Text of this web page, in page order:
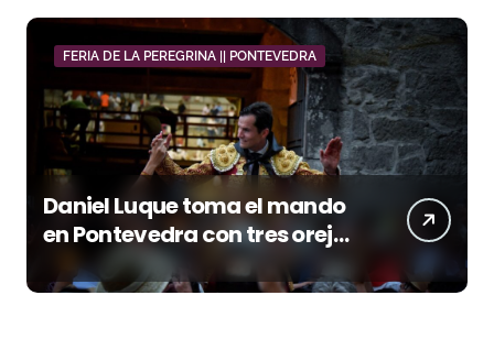
FERIA DE LA PEREGRINA || PONTEVEDRA
Daniel Luque toma el mando
en Pontevedra con tres orejas
y una Puerta Grande de peso